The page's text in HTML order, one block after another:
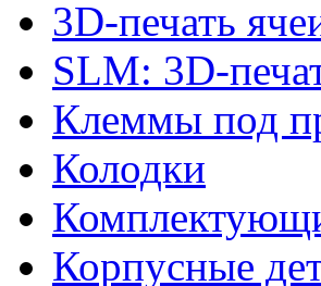
3D-печать
SLM: 3D-
Клеммы под
Колодки
Корпусные